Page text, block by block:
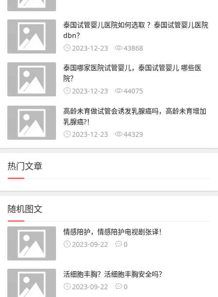
泰国试管婴儿医院如何选取 ？泰国试管婴儿医院
dbn？
2023-12-23
43868
泰国哪家医院试管婴儿，泰国试管婴儿 哪些医
院？
2023-12-23
44075
高龄未育做试管会诱发乳腺癌吗，高龄未育增加
乳腺癌?！
2023-12-23
44329
热门文章
随机图文
情感陪护，情感陪护电视剧张译！
2023-09-22
0
活细胞丰胸？活细胞丰胸安全吗？
2023-09-22
0